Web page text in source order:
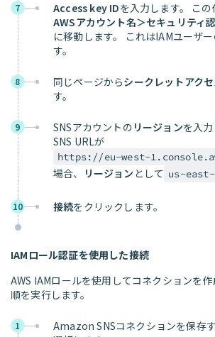
7 Access key IDを入力します。 この
AWSアカウント名＞セキュリティ
に移動します。 これはIAMユーザ
す。
8 同じページからシークレットアク
す。
9 SNSアカウントの リージョンを入力
SNS URLが
https://eu-west-
場合、
リージョン として us-
10 接続をクリックします。
IAMロール認証を使用した接続
AWS IAMロールを使用してコネクションを
順を実行します。
1
Amazon SNSコネクションを保存